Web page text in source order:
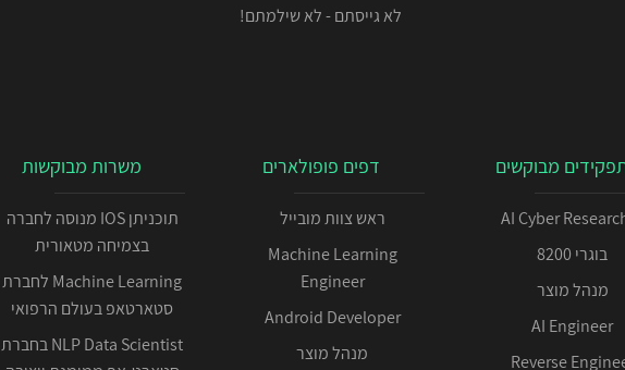
לא גייסתם - לא שילמתם!
מבוקשים
AI Cyber
בוגרי 8200
מנהל מוצר
AI Engineer
Reverse
דפים פופולארים
ראש צוות מובייל
Machine Learning
Engineer
Android Developer
מנהל מוצר
משרות מבוקשות
תוכניתן IOS מנוסה לחברה
בצמיחה מטאורית
Machine Learning לחברת
סטארטאפ בעולם הרפואי
NLP Data Scientist בחברת